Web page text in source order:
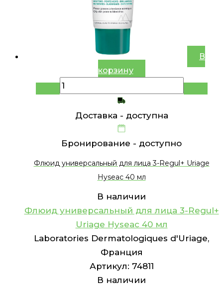
В
корзину
Доставка - доступна
Бронирование - доступно
Флюид универсальный для лица 3-Regul+ Uriage
Hyseac 40 мл
В наличии
Флюид универсальный для лица 3-Regul+
Uriage Hyseac 40 мл
Laboratories Dermatologiques d'Uriage,
Франция
Артикул: 74811
В наличии